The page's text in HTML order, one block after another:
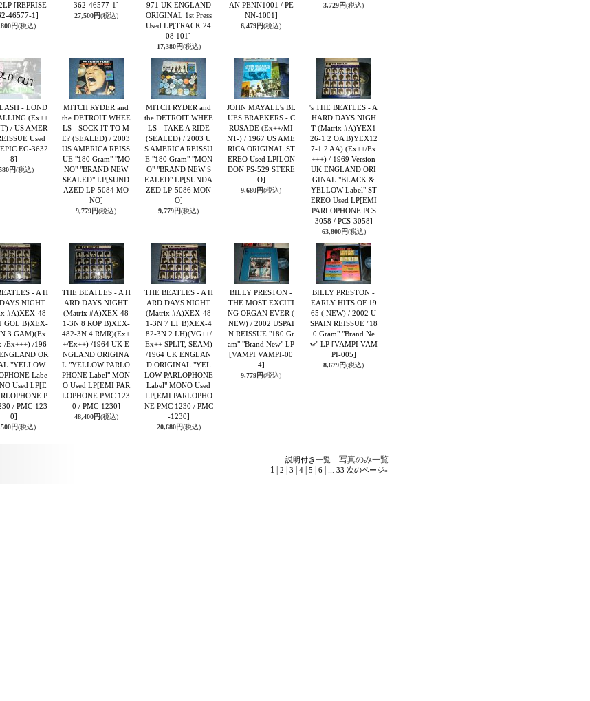
[REPRISE
46577-1]
円(税込)
362-46577-1]
27,500円(税込)
971 UK ENGLAND
ORIGINAL 1st Press
Used LP[TRACK 24
08 101]
17,380円(税込)
AN PENN1001 / PE
NN-1001]
6,479円(税込)
3,729円(税込)
- LOND
(Ex++
/ US AMER
Used
EG-3632
8]
円(税込)
MITCH RYDER and
the DETROIT WHEE
LS - SOCK IT TO M
E? (SEALED) / 2003
US AMERICA REISS
UE "180 Gram" "MO
NO" "BRAND NEW
SEALED" LP[SUND
AZED LP-5084 MO
NO]
9,779円(税込)
MITCH RYDER and
the DETROIT WHEE
LS - TAKE A RIDE
(SEALED) / 2003 U
S AMERICA REISSU
E "180 Gram" "MON
O" "BRAND NEW S
EALED" LP[SUNDA
ZED LP-5086 MON
O]
9,779円(税込)
JOHN MAYALL's BL
UES BRAEKERS - C
RUSADE (Ex++/MI
NT-) / 1967 US AME
RICA ORIGINAL ST
EREO Used LP[LON
DON PS-529 STERE
O]
9,680円(税込)
's THE BEATLES - A
HARD DAYS NIGH
T (Matrix #A)YEX1
26-1 2 OA B)YEX12
7-1 2 AA) (Ex++/Ex
+++) / 1969 Version
UK ENGLAND ORI
GINAL "BLACK &
YELLOW Label" ST
EREO Used LP[EMI
PARLOPHONE PCS
3058 / PCS-3058]
63,800円(税込)
- A H
NIGHT
#A)XEX-48
GOL B)XEX-
3 GAM)(Ex
Ex+++) /196
OR
"YELLOW
Labe
Used LP[E
P
/ PMC-123
0]
円(税込)
THE BEATLES - A H
ARD DAYS NIGHT
(Matrix #A)XEX-48
1-3N 8 ROP B)XEX-
482-3N 4 RMR)(Ex+
+/Ex++) /1964 UK E
NGLAND ORIGINA
L "YELLOW PARLO
PHONE Label" MON
O Used LP[EMI PAR
LOPHONE PMC 123
0 / PMC-1230]
48,400円(税込)
THE BEATLES - A H
ARD DAYS NIGHT
(Matrix #A)XEX-48
1-3N 7 LT B)XEX-4
82-3N 2 LH)(VG++/
Ex++ SPLIT, SEAM)
/1964 UK ENGLAN
D ORIGINAL "YEL
LOW PARLOPHONE
Label" MONO Used
LP[EMI PARLOPHO
NE PMC 1230 / PMC
-1230]
20,680円(税込)
BILLY PRESTON -
THE MOST EXCITI
NG ORGAN EVER (
NEW) / 2002 USPAI
N REISSUE "180 Gr
am" "Brand New" LP
[VAMPI VAMPI-00
4]
9,779円(税込)
BILLY PRESTON -
EARLY HITS OF 19
65 ( NEW) / 2002 U
SPAIN REISSUE "18
0 Gram" "Brand Ne
w" LP [VAMPI VAM
PI-005]
8,679円(税込)
説明付き一覧写真のみ一覧
1| 2 3 4| 5 6| ... 33 次のページ»